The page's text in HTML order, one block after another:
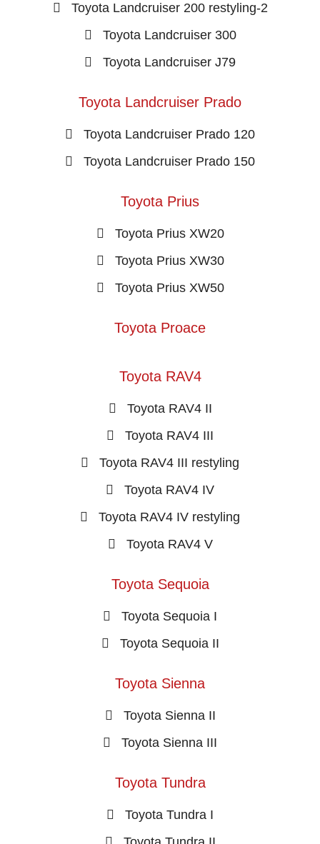
Toyota Landcruiser 200 restyling-2
Toyota Landcruiser 300
Toyota Landcruiser J79
Toyota Landcruiser Prado
Toyota Landcruiser Prado 120
Toyota Landcruiser Prado 150
Toyota Prius
Toyota Prius XW20
Toyota Prius XW30
Toyota Prius XW50
Toyota Proace
Toyota RAV4
Toyota RAV4 II
Toyota RAV4 III
Toyota RAV4 III restyling
Toyota RAV4 IV
Toyota RAV4 IV restyling
Toyota RAV4 V
Toyota Sequoia
Toyota Sequoia I
Toyota Sequoia II
Toyota Sienna
Toyota Sienna II
Toyota Sienna III
Toyota Tundra
Toyota Tundra I